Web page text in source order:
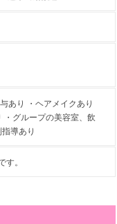
あり ・ヘアメイクあり
・グループの美容室、飲
導あり
す。